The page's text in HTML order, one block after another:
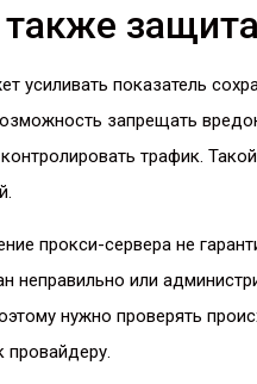
также защита
усиливать показатель
запрещать
трафик.
прокси-сервера не
неправильно или
нужно проверять
провайдеру.